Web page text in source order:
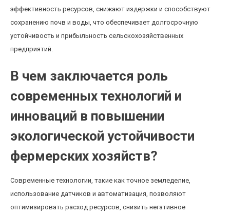
эффективность ресурсов, снижают издержки и способствуют
сохранению почв и воды, что обеспечивает долгосрочную
устойчивость и прибыльность сельскохозяйственных
предприятий.
В чем заключается роль
современных технологий и
инноваций в повышении
экологической устойчивости
фермерских хозяйств?
Современные технологии, такие как точное земледелие,
использование датчиков и автоматизация, позволяют
оптимизировать расход ресурсов, снизить негативное